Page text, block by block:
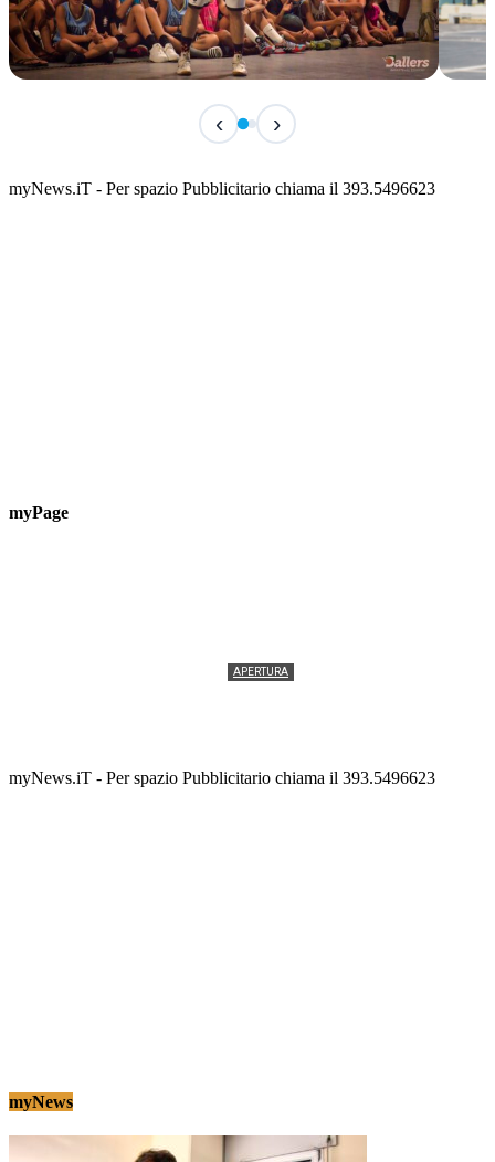
Classic Contest 3vs3 Memorial Michele
📅 6 Agosto 2026 · 09:00 · 📍 Lungomare C. Colombo
‹ ›
myNews.iT - Per spazio Pubblicitario chiama il 393.5496623
myPage
APERTURA
myNews.iT - Per spazio Pubblicitario chiama il 393.5496623
myNews